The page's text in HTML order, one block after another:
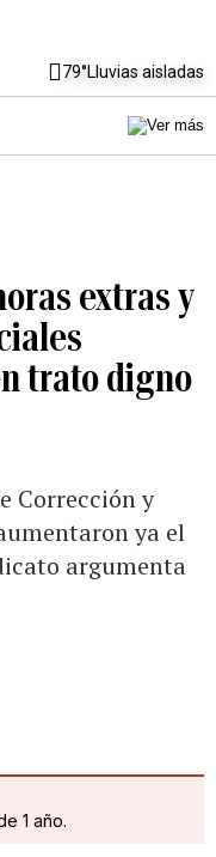
79°Lluvias aisladas
extras y
trato digno
Corrección y
ya el
argumenta
1 año.